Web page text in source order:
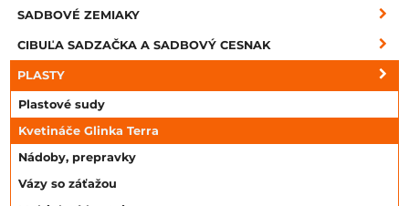
SADBOVÉ ZEMIAKY
CIBUĽA SADZAČKA A SADBOVÝ CESNAK
PLASTY
Plastové sudy
Kvetináče Glinka Terra
Nádoby, prepravky
Vázy so záťažou